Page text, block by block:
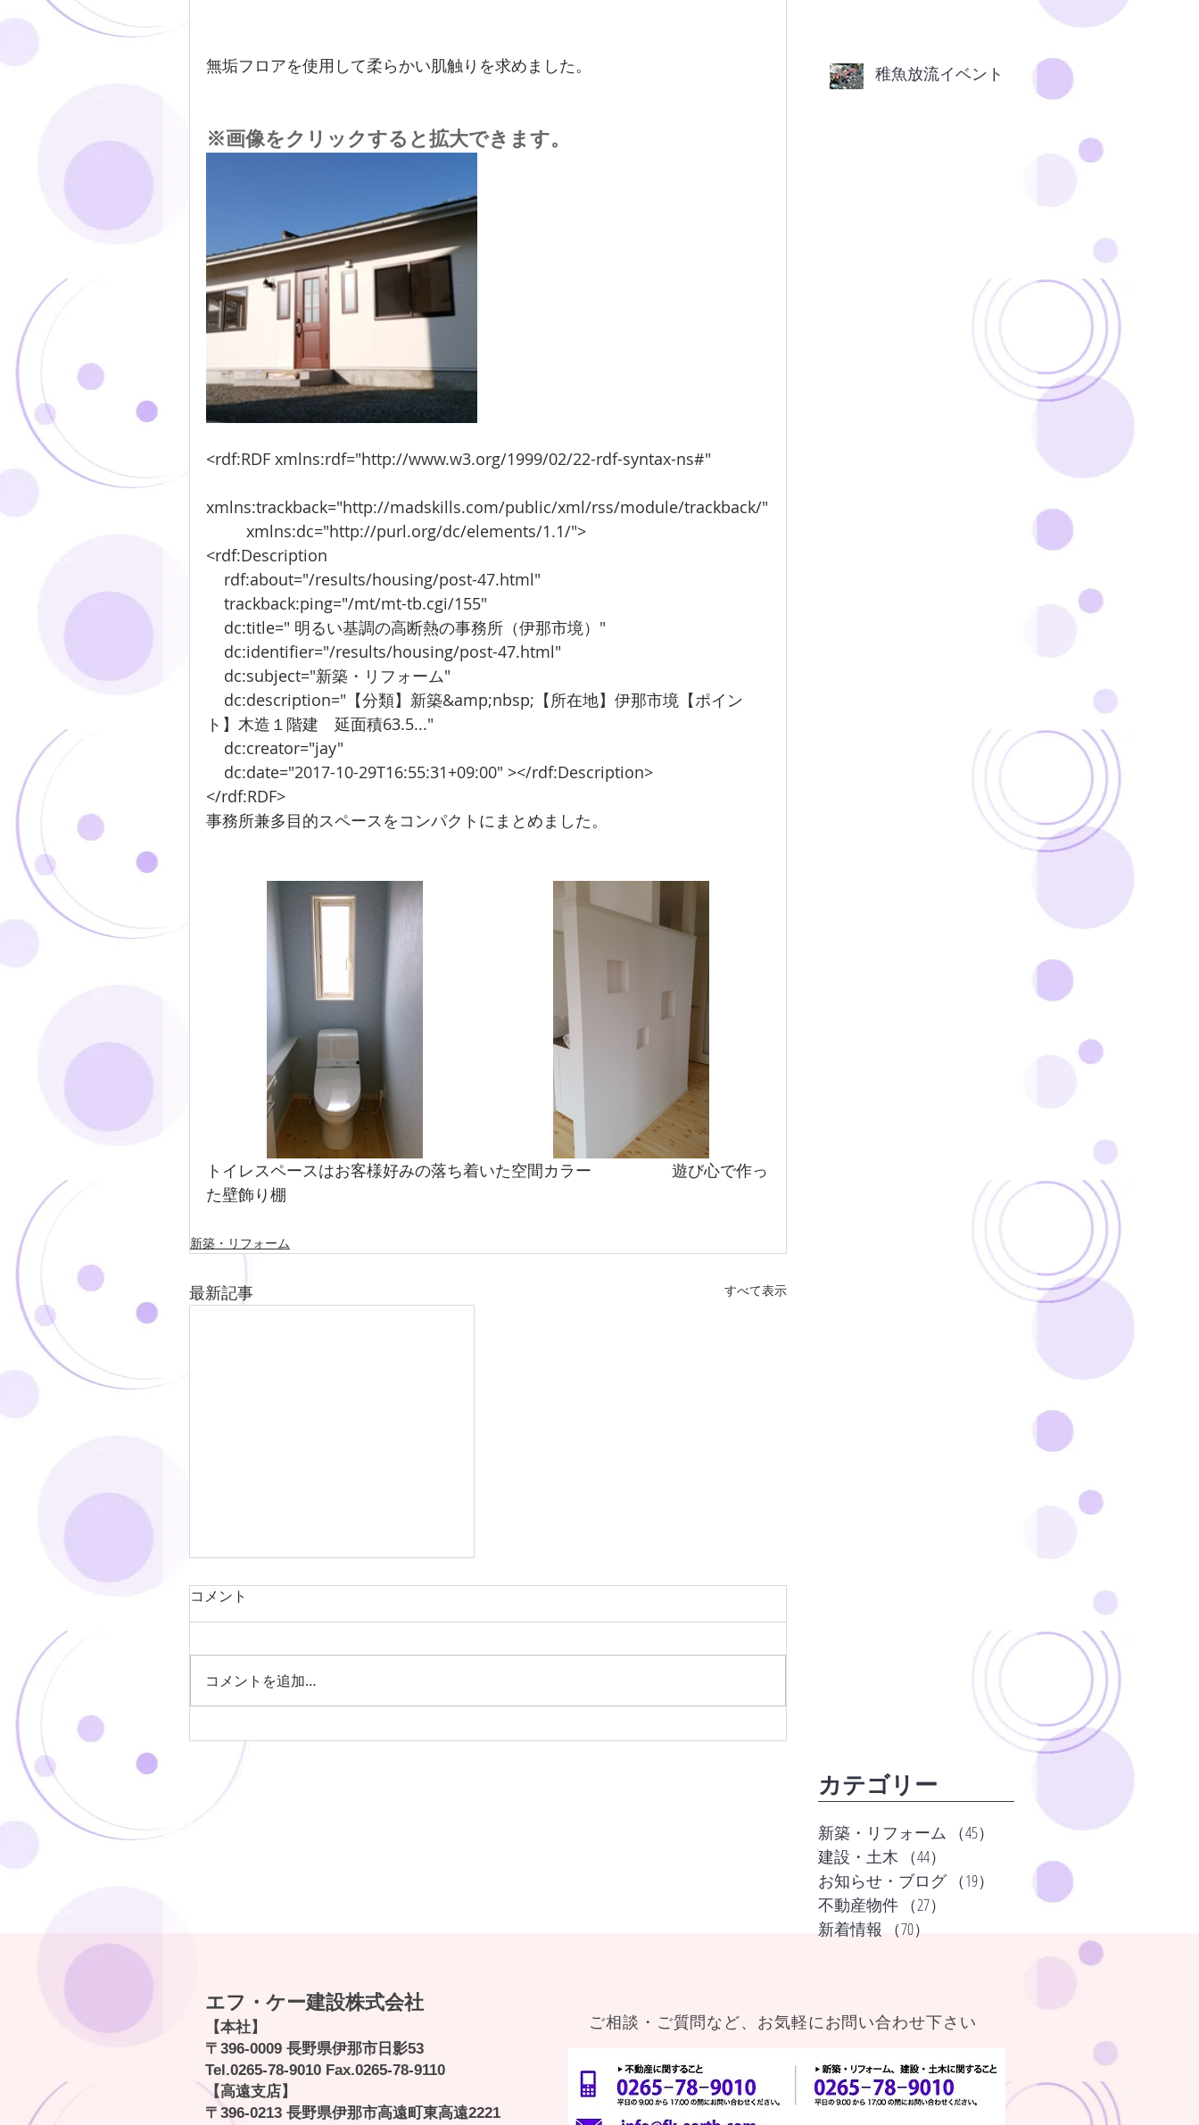
無垢フロアを使用して柔らかい肌触りを求めました。
※画像をクリックすると拡大できます。
<rdf:RDF xmlns:rdf="http://www.w3.org/1999/02/22-rdf-syntax-ns#"
xmlns:trackback="http://madskills.com/public/xml/rss/module/trackback/"
         xmlns:dc="http://purl.org/dc/elements/1.1/">
<rdf:Description
    rdf:about="/results/housing/post-47.html"
    trackback:ping="/mt/mt-tb.cgi/155"
    dc:title=" 明るい基調の高断熱の事務所（伊那市境）"
    dc:identifier="/results/housing/post-47.html"
    dc:subject="新築・リフォーム"
ト】木造１階建　延面積63.5..."
    dc:creator="jay"
    dc:date="2017-10-29T16:55:31+09:00" ></rdf:Description>
</rdf:RDF>
事務所兼多目的スペースをコンパクトにまとめました。
トイレスペースはお客様好みの落ち着いた空間カラー　　　　　遊び心で作っ
た壁飾り棚
新築・リフォーム
最新記事 すべて表示
令和７年度保育園遊具更新工事
コメント
コメントを追加…
稚魚放流イベント
​カテゴリー
新築・リフォーム （45）
45件の記事
建設・土木
（44）
お知らせ・ブログ （19）
不動産物件 （27）
新着情報
（70）
ご相談・ご質問など、お気軽にお問い合わせ下さい
エフ・ケー建設株式会社
【本社】
〒396-0009 長野県伊那市日影53
Tel.0265-78-9010 Fax.0265-78-9110
【高遠支店】
〒396-0213 長野県伊那市高遠町東高遠2221